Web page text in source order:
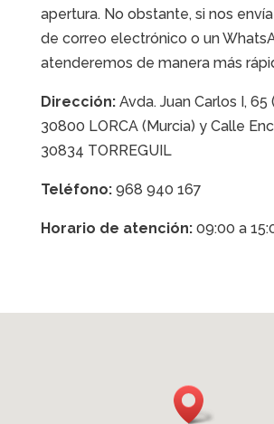
apertura. No obstante, si nos
de correo electrónico o un
atenderemos de manera más
Dirección:Avda. Juan Carlos I, 65
30800 LORCA (Murcia) y Calle
30834 TORREGUIL
Teléfono:968 940 167
Horario de atención:09:00 a